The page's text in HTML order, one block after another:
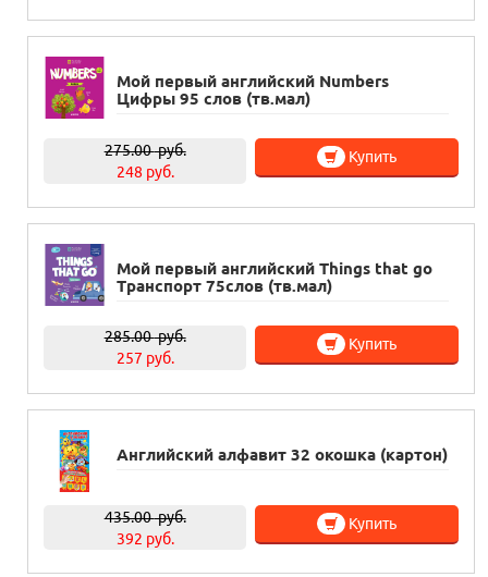
Мой первый английский Numbers
Цифры 95 слов (тв.мал)
275.00руб.
248 руб.
Купить
Мой первый английский Things that go
Транспорт 75слов (тв.мал)
285.00руб.
257 руб.
Купить
Английский алфавит 32 окошка (картон)
435.00руб.
392 руб.
Купить